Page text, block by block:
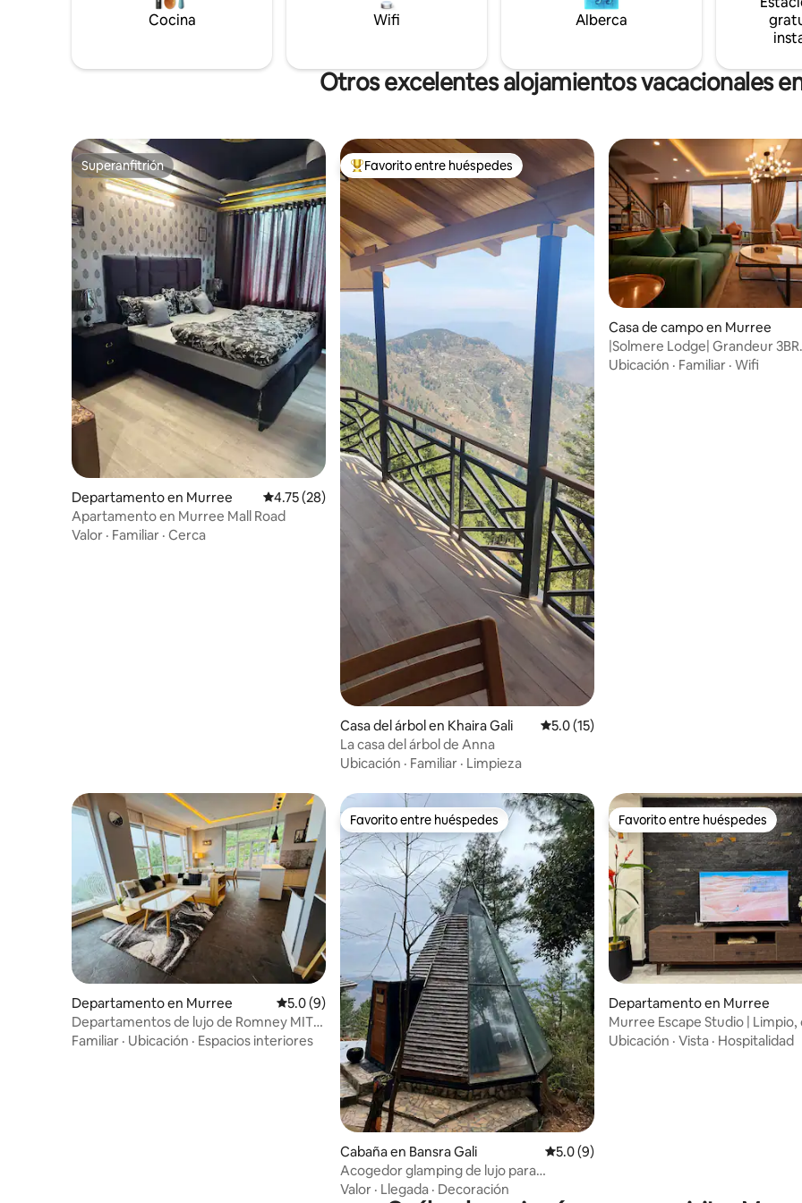
¡Reserva ahora para una experiencia
Cocina Wifi Alberca
Otros excelentes alojamientos vacacionales
Superanfitrión
Superanfitrión
Departamento en Murree Calificación promedio: 4.75 de 5; 28 evaluaciones
4.75 (28)
Apartamento en Murree Mall Road
Valor · Familiar · Cerca
De los mejores en Favorito entre huéspedes
Favorito entre huéspedes
Casa del árbol en Khaira Gali Calificación promedio: 5.0 de 5; 15
5.0 (15)
La casa del árbol de Anna
Ubicación · Familiar · Limpieza
Casa de campo en Murree
|Solmere Lodge| Grandeur 3BR
w/Basmnt|Vistas panorámicas
Ubicación · Familiar · Wifi
Departamento en Murree Calificación promedio: 5.0 de 5; 9 evaluaciones
5.0 (9)
Departamentos de lujo de Romney MIT
Murree
Familiar · Ubicación · Espacios interiores
Favorito entre huéspedes
Favorito entre huéspedes
Cabaña en Bansra Gali Calificación promedio: 5.0 de 5; 9
5.0 (9)
Acogedor glamping de lujo para
nómadas con vistas panorámicas
Valor · Llegada · Decoración
Favorito entre huéspedes
Favorito entre huéspedes
Departamento en Murree
Murree Escape Studio |
tranquilo
Ubicación · Vista · Hospitalidad